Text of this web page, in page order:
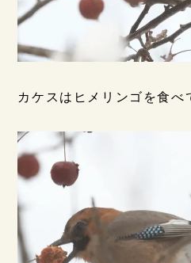
カケスはヒメリンゴを食べ